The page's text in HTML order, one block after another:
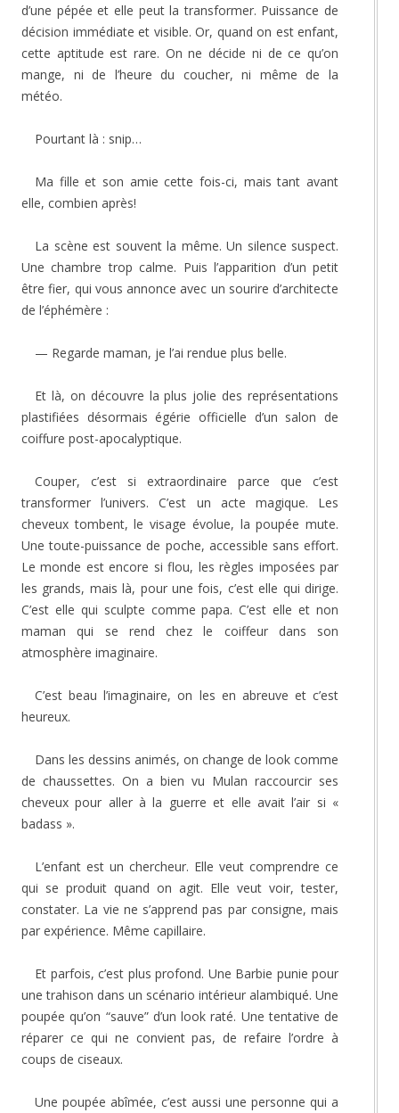
d’une pépée et elle peut la transformer. Puissance de
décision immédiate et visible. Or, quand on est enfant,
cette aptitude est rare. On ne décide ni de ce qu’on
mange, ni de l’heure du coucher, ni même de la
météo.
Pourtant là : snip…
Ma fille et son amie cette fois-ci, mais tant avant
elle, combien après!
La scène est souvent la même. Un silence suspect.
Une chambre trop calme. Puis l’apparition d’un petit
être fier, qui vous annonce avec un sourire d’architecte
de l’éphémère :
— Regarde maman, je l’ai rendue plus belle.
Et là, on découvre la plus jolie des représentations
plastifiées désormais égérie officielle d’un salon de
coiffure post-apocalyptique.
Couper, c’est si extraordinaire parce que c’est
transformer l’univers. C’est un acte magique. Les
cheveux tombent, le visage évolue, la poupée mute.
Une toute-puissance de poche, accessible sans effort.
Le monde est encore si flou, les règles imposées par
les grands, mais là, pour une fois, c’est elle qui dirige.
C’est elle qui sculpte comme papa. C’est elle et non
maman qui se rend chez le coiffeur dans son
atmosphère imaginaire.
C’est beau l’imaginaire, on les en abreuve et c’est
heureux.
Dans les dessins animés, on change de look comme
de chaussettes. On a bien vu Mulan raccourcir ses
cheveux pour aller à la guerre et elle avait l’air si «
badass ».
L’enfant est un chercheur. Elle veut comprendre ce
qui se produit quand on agit. Elle veut voir, tester,
constater. La vie ne s’apprend pas par consigne, mais
par expérience. Même capillaire.
Et parfois, c’est plus profond. Une Barbie punie pour
une trahison dans un scénario intérieur alambiqué. Une
poupée qu’on “sauve” d’un look raté. Une tentative de
réparer ce qui ne convient pas, de refaire l’ordre à
coups de ciseaux.
Une poupée abîmée, c’est aussi une personne qui a